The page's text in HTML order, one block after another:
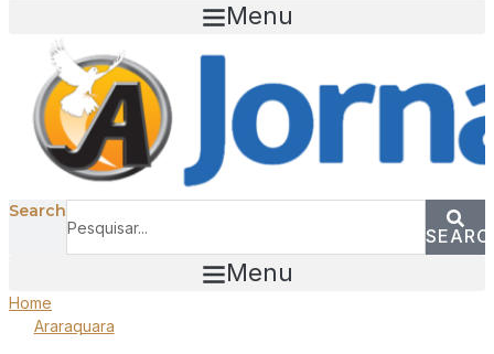
Menu
Search
Menu
Home
Araraquara